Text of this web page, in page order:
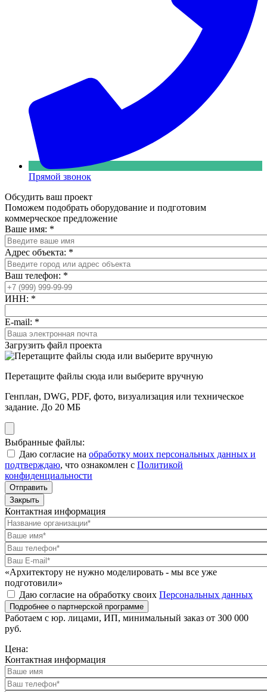
Прямой звонок
Обсудить ваш проект
Поможем подобрать оборудование и подготовим
коммерческое предложение
Ваше имя: *
Адрес объекта: *
Ваш телефон: *
ИНН: *
E-mail: *
Загрузить файл проекта
Перетащите файлы сюда или выберите вручную
Генплан, DWG, PDF, фото, визуализация или техническое
задание. До 20 МБ
Выбранные файлы:
Даю согласие на обработку моих персональных данных и
подтверждаю, что ознакомлен с Политикой
конфиденциальности
Отправить
Закрыть
Контактная информация
«Архитектору не нужно моделировать - мы все уже
подготовили»
Даю согласие на обработку своих Персональных данных
Подробнее о партнерской программе
Работаем с юр. лицами, ИП, минимальный заказ от 300 000
руб.
Цена:
Контактная информация